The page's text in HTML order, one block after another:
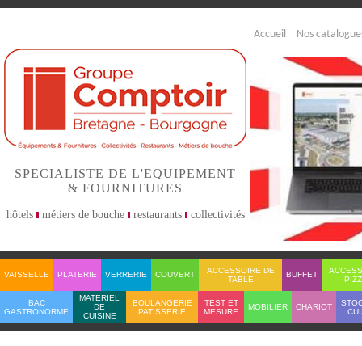
Accueil Nos
SPECIALISTE DE L'EQUIPEMENT
& FOURNITURES
hôtels métiers de bouche restaurants collectivités
VAISSELLE PLATERIE VERRERIE COUVERT
ACCESSOIRE DE
TABLE
BUFFET
BAC
GASTRONORME
MATERIEL
DE
CUISINE
BOULANGERIE
PATISSERIE
TEST ET
MESURE
MOBILIER CHARIOT